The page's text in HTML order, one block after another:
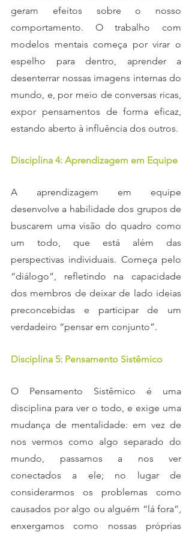
geram efeitos sobre o nosso
comportamento. O trabalho com
modelos mentais começa por virar o
espelho para dentro, aprender a
desenterrar nossas imagens internas do
mundo, e, por meio de conversas ricas,
expor pensamentos de forma eficaz,
estando aberto à influência dos outros.
Disciplina 4: Aprendizagem em Equipe
A aprendizagem em equipe
desenvolve a habilidade dos grupos de
buscarem uma visão do quadro como
um todo, que está além das
perspectivas individuais. Começa pelo
“diálogo”, refletindo na capacidade
dos membros de deixar de lado ideias
preconcebidas e participar de um
verdadeiro “pensar em conjunto”.
Disciplina 5: Pensamento Sistêmico
O Pensamento Sistêmico é uma
disciplina para ver o todo, e exige uma
mudança de mentalidade: em vez de
nos vermos como algo separado do
mundo, passamos a nos ver
conectados a ele; no lugar de
considerarmos os problemas como
causados por algo ou alguém “lá fora”,
enxergamos como nossas próprias